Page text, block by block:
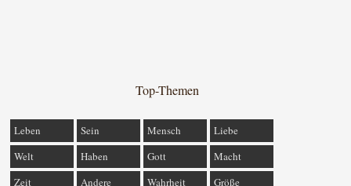
Top-Themen
Leben Sein Mensch
Liebe
Welt
Haben Gott
Macht
Zeit
Andere Wahrheit
Größe